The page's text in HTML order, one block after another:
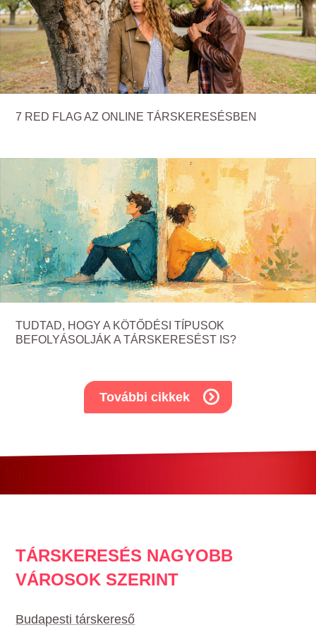
7 RED FLAG AZ ONLINE TÁRSKERESÉSBEN
TUDTAD, HOGY A KÖTŐDÉSI TÍPUSOK
BEFOLYÁSOLJÁK A TÁRSKERESÉST IS?
További cikkek
TÁRSKERESÉS NAGYOBB
VÁROSOK SZERINT
Budapesti társkereső